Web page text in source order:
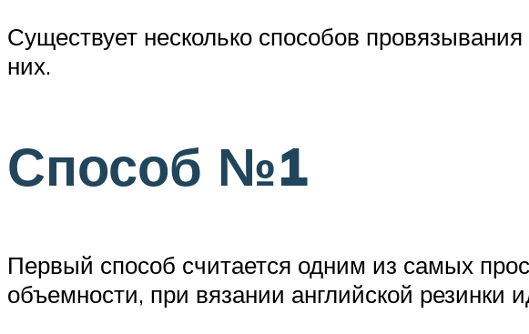
Существует несколько способов
них.
Способ №1
Первый способ считается одним из самых
объемности, при вязании английской резинки